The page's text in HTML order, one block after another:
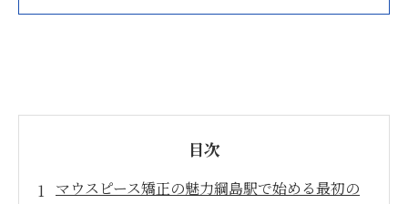
目次
マウスピース矯正の魅力綱島駅で始める最初の